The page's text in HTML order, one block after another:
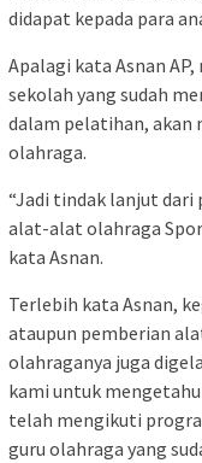
didapat kepada para
Apalagi kata Asnan
sekolah yang sudah
dalam pelatihan, akan
olahraga.
“Jadi tindak lanjut
alat-alat olahraga
kata Asnan.
Terlebih kata Asnan,
ataupun pemberian
olahraganya juga
kami untuk
telah mengikuti
guru olahraga yang